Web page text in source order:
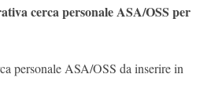
cerca personale ASA/OSS per
personale ASA/OSS da inserire in